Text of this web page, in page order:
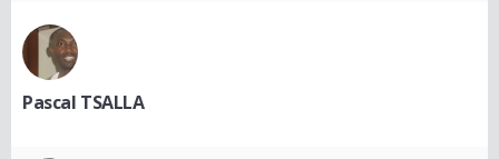
Pascal TSALLA